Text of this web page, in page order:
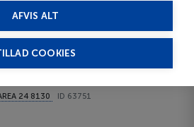
AFVIS ALT
COOKIES
/ Black Sea Resorts
24 8130 ID 63751